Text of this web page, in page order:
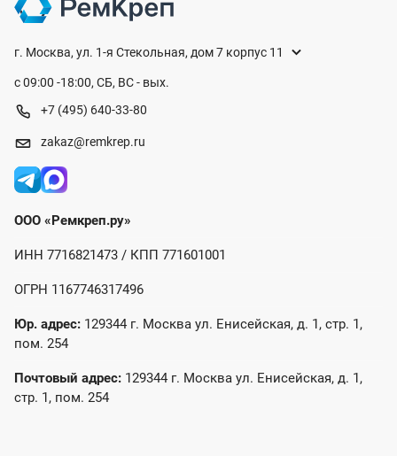
г. Москва, ул. 1-я Стекольная, дом 7 корпус 11
с 09:00 -18:00, СБ, ВС - вых.
+7 (495) 640-33-80
zakaz@remkrep.ru
ООО «Ремкреп.ру»
ИНН 7716821473 / КПП 771601001
ОГРН 1167746317496
Юр. адрес: 129344 г. Москва ул. Енисейская, д. 1, стр. 1,
пом. 254
Почтовый адрес: 129344 г. Москва ул. Енисейская, д. 1,
стр. 1, пом. 254